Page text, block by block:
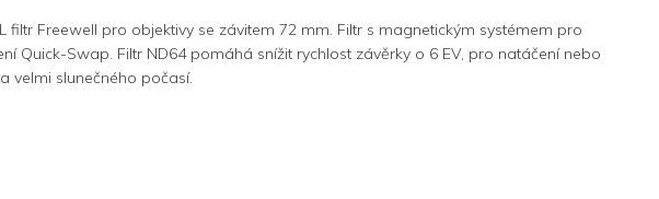
filtr Freewell pro objektivy se závitem 72 mm. Filtr s magnetickým systémem pro
Quick-Swap. Filtr ND64 pomáhá snížit rychlost závěrky o 6 EV, pro natáčení nebo
velmi slunečného počasí.